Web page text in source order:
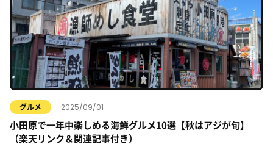
グルメ 2025/09/01
小田原で一年中楽しめる海鮮グルメ10選【秋はアジが旬】
（楽天リンク＆関連記事付き）